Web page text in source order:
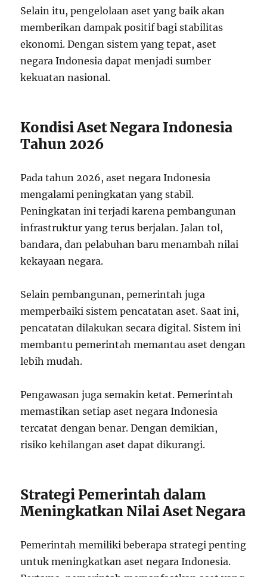
Selain itu, pengelolaan aset yang baik akan
memberikan dampak positif bagi stabilitas
ekonomi. Dengan sistem yang tepat, aset
negara Indonesia dapat menjadi sumber
kekuatan nasional.
Kondisi Aset Negara Indonesia
Tahun 2026
Pada tahun 2026, aset negara Indonesia
mengalami peningkatan yang stabil.
Peningkatan ini terjadi karena pembangunan
infrastruktur yang terus berjalan. Jalan tol,
bandara, dan pelabuhan baru menambah nilai
kekayaan negara.
Selain pembangunan, pemerintah juga
memperbaiki sistem pencatatan aset. Saat ini,
pencatatan dilakukan secara digital. Sistem ini
membantu pemerintah memantau aset dengan
lebih mudah.
Pengawasan juga semakin ketat. Pemerintah
memastikan setiap aset negara Indonesia
tercatat dengan benar. Dengan demikian,
risiko kehilangan aset dapat dikurangi.
Strategi Pemerintah dalam
Meningkatkan Nilai Aset Negara
Pemerintah memiliki beberapa strategi penting
untuk meningkatkan aset negara Indonesia.